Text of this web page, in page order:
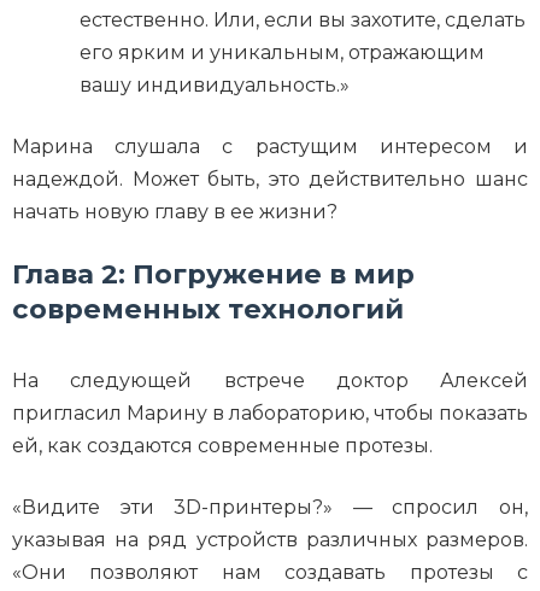
естественно. Или, если вы захотите, сделать
его ярким и уникальным, отражающим
вашу индивидуальность.»
Марина слушала с растущим интересом и
надеждой. Может быть, это действительно шанс
начать новую главу в ее жизни?
Глава 2: Погружение в мир
современных технологий
На следующей встрече доктор Алексей
пригласил Марину в лабораторию, чтобы показать
ей, как создаются современные протезы.
«Видите эти 3D-принтеры?» — спросил он,
указывая на ряд устройств различных размеров.
«Они позволяют нам создавать протезы с